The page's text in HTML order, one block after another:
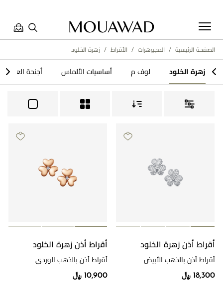
الصفحة الرئيسية / المجوهرات / الأقراط / زهرة الخلود​
< زهرة الخلود​ لوف م أساسيات الألماس أجنحة العجائب
>
أقراط أذن زهرة الخلود
أقراط أذن بالذهب الأبيض
18,300 ﷼
أقراط أذن زهرة الخلود
أقراط أذن بالذهب الوردي
10,900 ﷼
مرحبا بكم في معوّض. كيف يمكننا مساعدتك؟ الرجاء تحديد أحد
الخيارات أدناه.